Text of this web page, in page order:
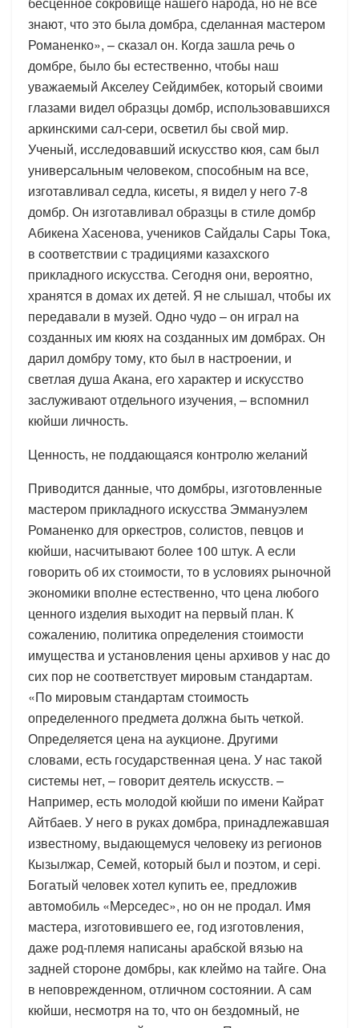
знают, что это была домбра, сделанная мастером
Романенко», – сказал он. Когда зашла речь о
домбре, было бы естественно, чтобы наш
уважаемый Акселеу Сейдимбек, который своими
глазами видел образцы домбр, использовавшихся
аркинскими сал-сери, осветил бы свой мир.
Ученый, исследовавший искусство кюя, сам был
универсальным человеком, способным на все,
изготавливал седла, кисеты, я видел у него 7-8
домбр. Он изготавливал образцы в стиле домбр
Абикена Хасенова, учеников Сайдалы Сары Тока,
в соответствии с традициями казахского
прикладного искусства. Сегодня они, вероятно,
хранятся в домах их детей. Я не слышал, чтобы их
передавали в музей. Одно чудо – он играл на
созданных им кюях на созданных им домбрах. Он
дарил домбру тому, кто был в настроении, и
светлая душа Акана, его характер и искусство
заслуживают отдельного изучения, – вспомнил
кюйши личность.
Ценность, не поддающаяся контролю желаний
Приводится данные, что домбры, изготовленные
мастером прикладного искусства Эммануэлем
Романенко для оркестров, солистов, певцов и
кюйши, насчитывают более 100 штук. А если
говорить об их стоимости, то в условиях рыночной
экономики вполне естественно, что цена любого
ценного изделия выходит на первый план. К
сожалению, политика определения стоимости
имущества и установления цены архивов у нас до
сих пор не соответствует мировым стандартам.
«По мировым стандартам стоимость
определенного предмета должна быть четкой.
Определяется цена на аукционе. Другими
словами, есть государственная цена. У нас такой
системы нет, – говорит деятель искусств. –
Например, есть молодой кюйши по имени Кайрат
Айтбаев. У него в руках домбра, принадлежавшая
известному, выдающемуся человеку из регионов
Кызылжар, Семей, который был и поэтом, и сері.
Богатый человек хотел купить ее, предложив
автомобиль «Мерседес», но он не продал. Имя
мастера, изготовившего ее, год изготовления,
даже род-племя написаны арабской вязью на
задней стороне домбры, как клеймо на тайге. Она
в неповрежденном, отличном состоянии. А сам
кюйши, несмотря на то, что он бездомный, не